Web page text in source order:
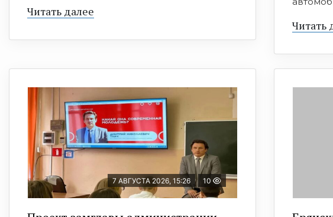
Читать далее
Читать
7 АВГУСТА 2026, 15:26 10